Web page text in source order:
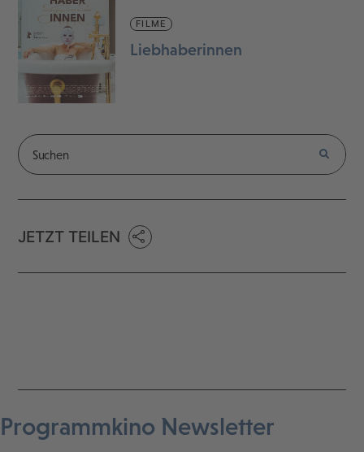
FILME
Liebhaberinnen
JETZT TEILEN
Programmkino Newsletter